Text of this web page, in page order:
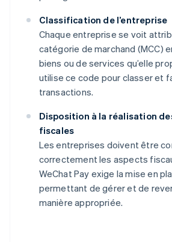
Classification de l’entreprise
Chaque entreprise se voit
catégorie de marchand (MCC)
biens ou de services qu’elle
utilise ce code pour classer et
transactions.
Disposition à la réalisation
fiscales
Les entreprises doivent être
correctement les aspects
WeChat Pay exige la mise en
permettant de gérer et de
manière appropriée.